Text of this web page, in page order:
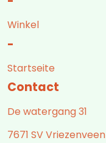
Winkel
-
Startseite
Contact
De watergang 31
7671 SV Vriezenveen